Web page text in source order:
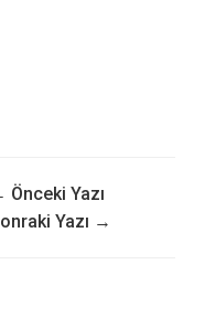
Önceki Yazı
Yazı →